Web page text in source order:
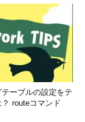
ーブルの設定をテ
routeコマンド